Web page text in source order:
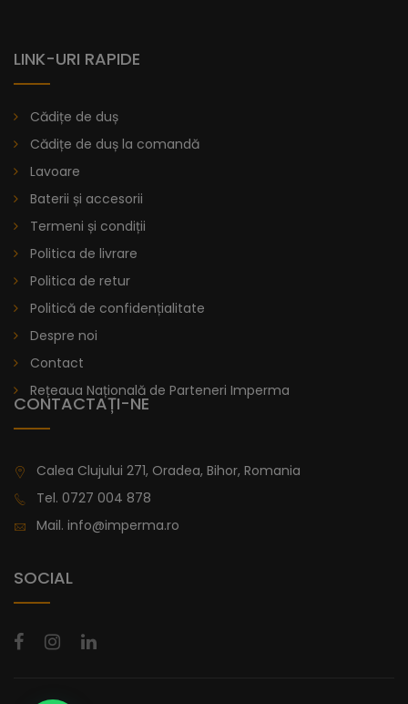
LINK-URI RAPIDE
Cădițe de duș
Cădițe de duș la comandă
Lavoare
Baterii și accesorii
Termeni și condiții
Politica de livrare
Politica de retur
Politică de confidențialitate
Despre noi
Contact
Rețeaua Națională de Parteneri Imperma
CONTACTAȚI-NE
Calea Clujului 271, Oradea, Bihor, Romania
Tel. 0727 004 878
Mail. info@imperma.ro
SOCIAL